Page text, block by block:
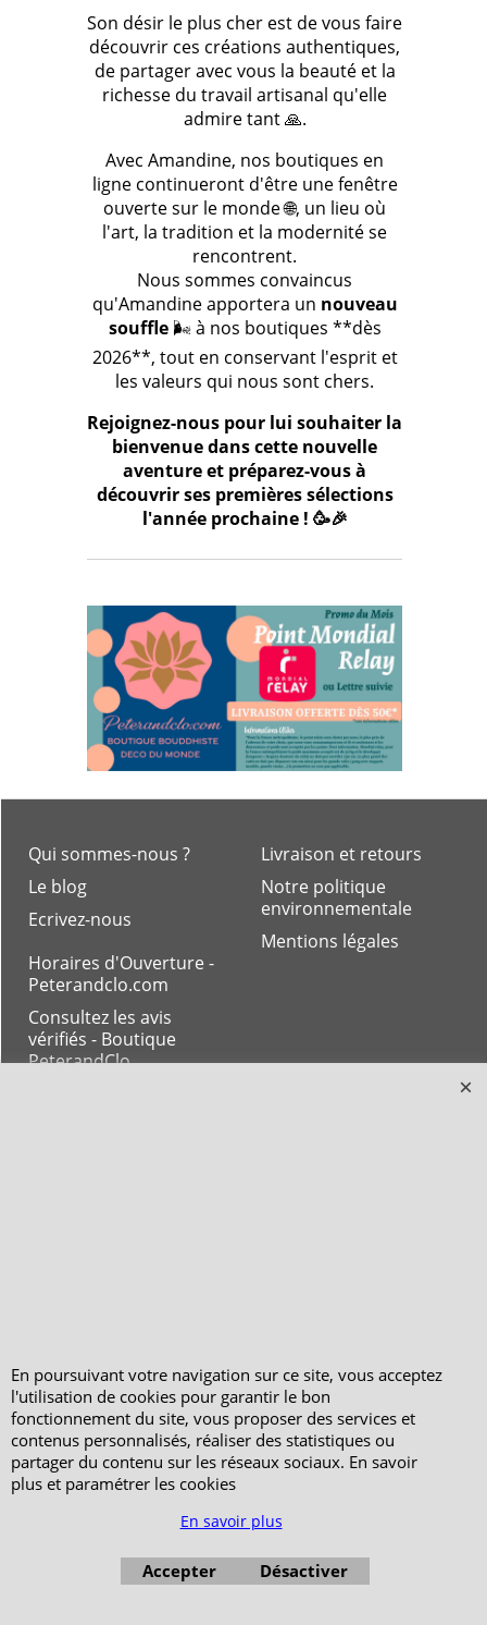
Son désir le plus cher est de vous faire
découvrir ces créations authentiques,
de partager avec vous la beauté et la
richesse du travail artisanal qu'elle
admire tant 🙏.
Avec Amandine, nos boutiques en
ligne continueront d'être une fenêtre
ouverte sur le monde 🌐, un lieu où
l'art, la tradition et la modernité se
rencontrent.
Nous sommes convaincus
qu'Amandine apportera un nouveau
souffle🌬️ à nos boutiques **dès
2026**, tout en conservant l'esprit et
les valeurs qui nous sont chers.
Rejoignez-nous pour lui souhaiter la
bienvenue dans cette nouvelle
aventure et préparez-vous à
découvrir ses premières sélections
l'année prochaine ! 🥳🎉
Livraison et retours
Notre politique
environnementale
Mentions légales
Qui sommes-nous ?
Le blog
Ecrivez-nous
Horaires d'Ouverture -
Peterandclo.com
Consultez les avis
vérifiés - Boutique
PeterandClo
En poursuivant votre navigation sur ce site, vous acceptez
l'utilisation de cookies pour garantir le bon
fonctionnement du site, vous proposer des services et
contenus personnalisés, réaliser des statistiques ou
partager du contenu sur les réseaux sociaux. En savoir
plus et paramétrer les cookies
En savoir plus
Accepter Désactiver